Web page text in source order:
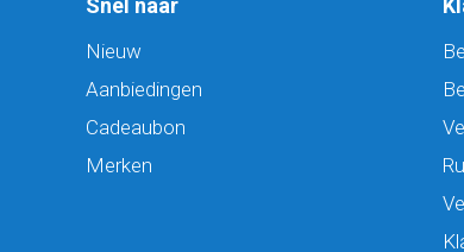
Snel naar
Nieuw
Aanbiedingen
Cadeaubon
Merken